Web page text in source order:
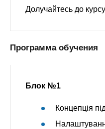
Долучайтесь до
Программа обучения
Блок №1
Концепція